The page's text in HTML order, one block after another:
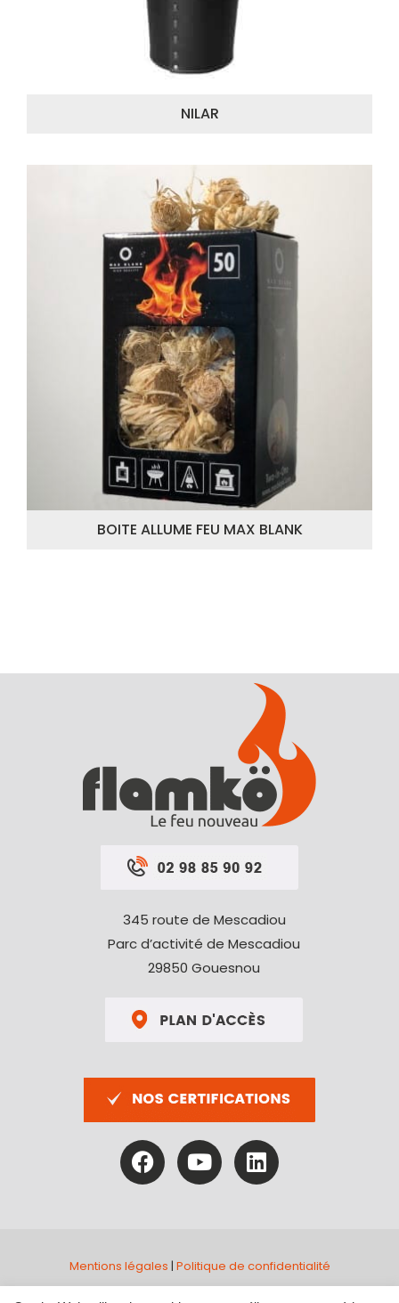
NILAR
BOITE ALLUME FEU MAX BLANK
345 route de Mescadiou
Parc d’activité de Mescadiou
29850 Gouesnou
Mentions légales | Politique de confidentialité